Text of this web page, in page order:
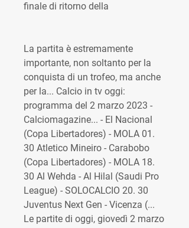
finale di ritorno della
La partita è estremamente
importante, non soltanto per la
conquista di un trofeo, ma anche
per la... Calcio in tv oggi:
programma del 2 marzo 2023 -
Calciomagazine... - El Nacional
(Copa Libertadores) - MOLA 01.
30 Atletico Mineiro - Carabobo
(Copa Libertadores) - MOLA 18.
30 Al Wehda - Al Hilal (Saudi Pro
League) - SOLOCALCIO 20. 30
Juventus Next Gen - Vicenza (...
Le partite di oggi, giovedì 2 marzo